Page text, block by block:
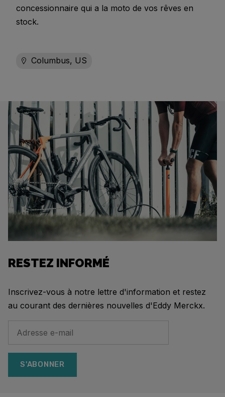
concessionnaire qui a la moto de vos rêves en
stock.
Columbus, US
RESTEZ INFORMÉ
Inscrivez-vous à notre lettre d'information et restez
au courant des dernières nouvelles d'Eddy Merckx.
S'ABONNER